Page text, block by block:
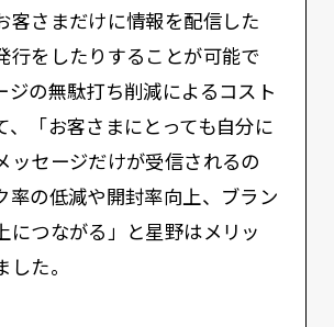
客さまだけに情報を配信した
行をしたりすることが可能で
ジの無駄打ち削減によるコスト
、「お客さまにとっても自分に
ッセージだけが受信されるの
率の低減や開封率向上、ブラン
につながる」と星野はメリッ
した。